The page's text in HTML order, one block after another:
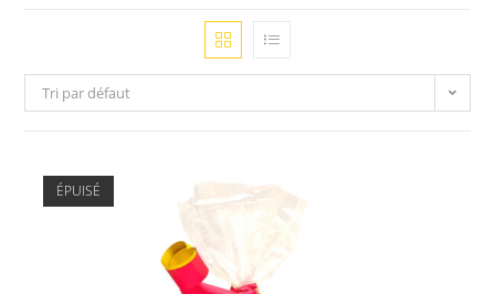
Tri par défaut
ÉPUISÉ